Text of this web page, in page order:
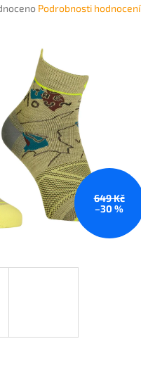
Podrobnosti hodnocení
649 Kč
–30 %